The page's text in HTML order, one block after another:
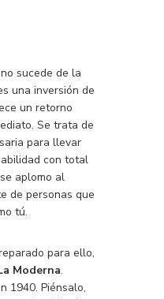
sucede de la
una inversión de
un retorno
Se trata de
para llevar
con total
aplomo al
de personas que
tú.
para ello,
Moderna.
1940. Piénsalo,